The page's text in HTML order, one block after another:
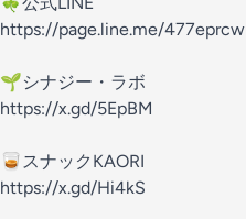
https://page.line.me/477eprcw
🌱シナジー・ラボ
https://x.gd/5EpBM
🥃スナックKAORI
https://x.gd/Hi4kS